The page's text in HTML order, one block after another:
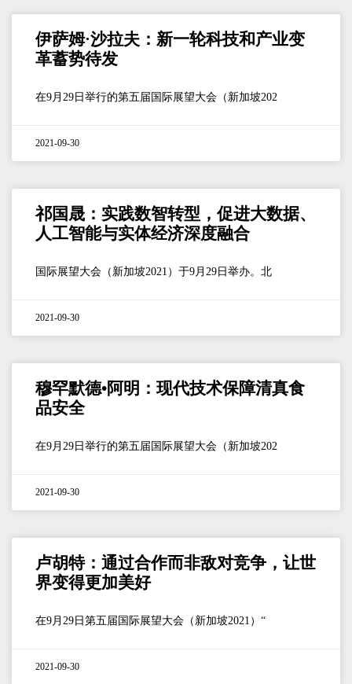
伊萨姆·沙拉夫：新一轮科技和产业变
革蓄势待发
在9月29日举行的第五届国际展望大会（新加坡202
2021-09-30
祁国晟：实践数智转型，促进大数据、
人工智能与实体经济深度融合
国际展望大会（新加坡2021）于9月29日举办。北
2021-09-30
穆罕默德•阿明：现代技术保障清真食
品安全
在9月29日举行的第五届国际展望大会（新加坡202
2021-09-30
卢胡特：通过合作而非敌对竞争，让世
界变得更加美好
在9月29日第五届国际展望大会（新加坡2021）“
2021-09-30